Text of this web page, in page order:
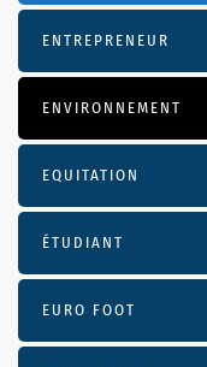
ENTREPRENEUR
ENVIRONNEMENT
EQUITATION
ÉTUDIANT
EURO FOOT